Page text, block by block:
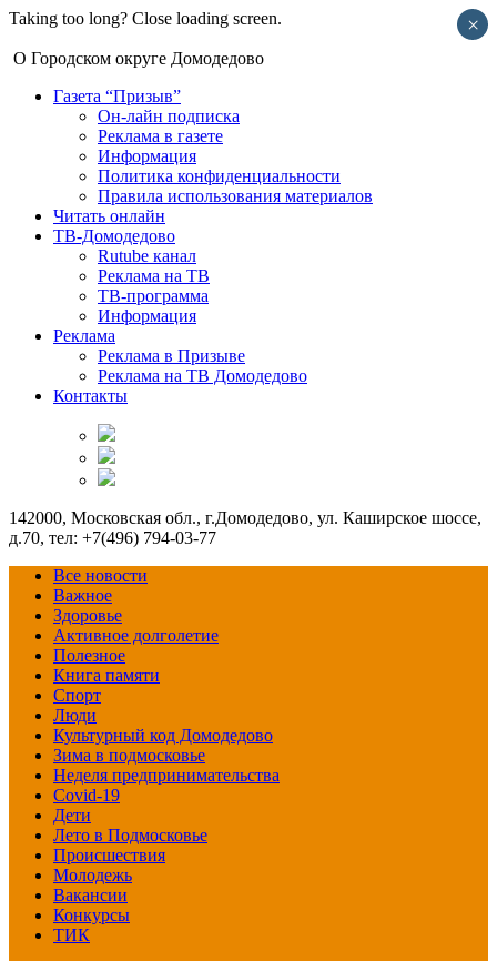
Taking too long? Close loading screen.
О Городском округе Домодедово
Газета “Призыв”
Он-лайн подписка
Реклама в газете
Информация
Политика конфиденциальности
Правила использования материалов
Читать онлайн
ТВ-Домодедово
Rutube канал
Реклама на ТВ
ТВ-программа
Информация
Реклама
Реклама в Призыве
Реклама на ТВ Домодедово
Контакты
142000, Московская обл., г.Домодедово, ул. Каширское шоссе,
д.70, тел: +7(496) 794-03-77
Все новости
Важное
Здоровье
Активное долголетие
Полезное
Книга памяти
Спорт
Люди
Культурный код Домодедово
Зима в подмосковье
Неделя предпринимательства
Covid-19
Дети
Лето в Подмосковье
Происшествия
Молодежь
Вакансии
Конкурсы
ТИК
×